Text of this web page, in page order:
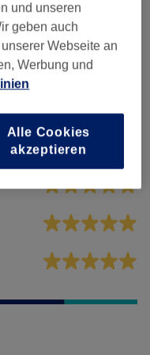
283 Bewertungen
und unseren
geben auch
Webseite an
Werbung und
Alle Cookies
akzeptieren